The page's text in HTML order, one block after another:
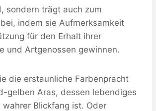
sondern trägt auch zum
indem sie Aufmerksamkeit
für den Erhalt ihrer
und Artgenossen gewinnen.
die erstaunliche Farbenpracht
gelben Aras, dessen lebendiges
wahrer Blickfang ist. Oder